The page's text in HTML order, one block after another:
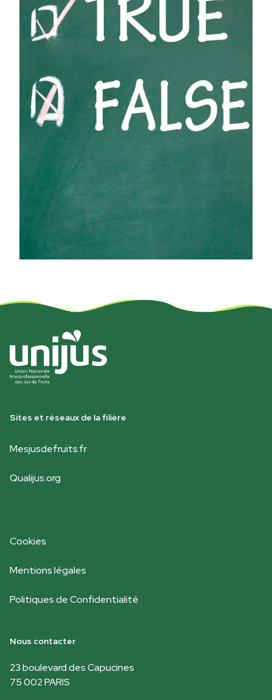
Sites et réseaux de la filière
Mesjusdefruits.fr
Qualijus.org
Cookies
Mentions légales
Politiques de Confidentialité
Nous contacter
23 boulevard des Capucines
75 002 PARIS